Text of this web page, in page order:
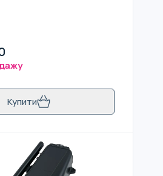
3.0L 2019+ (Чорний)
Купити